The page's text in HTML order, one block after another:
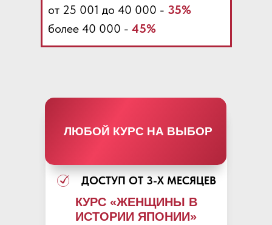
от 25 001 до 40 000 - 35%
более 40 000 - 45%
КУРС «ЖЕНЩИНЫ В
ИСТОРИИ ЯПОНИИ»
ЛЮБОЙ КУРС НА ВЫБОР
ДОСТУП ОТ 3-Х МЕСЯЦЕВ